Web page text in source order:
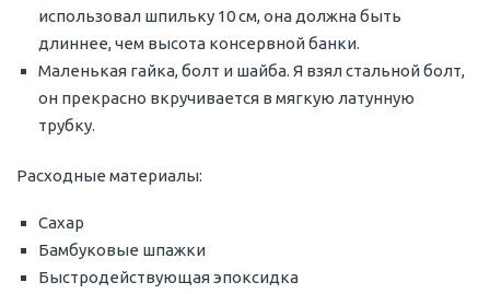
использовал шпильку 10 см, она должна быть
длиннее, чем высота консервной банки.
Маленькая гайка, болт и шайба. Я взял стальной болт,
он прекрасно вкручивается в мягкую латунную
трубку.
Расходные материалы:
Сахар
Бамбуковые шпажки
Быстродействующая эпоксидка